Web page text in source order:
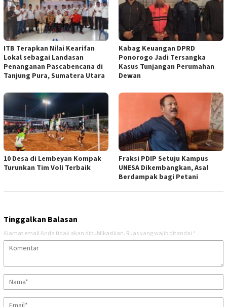
ITB Terapkan Nilai Kearifan
Lokal sebagai Landasan
Penanganan Pascabencana di
Tanjung Pura, Sumatera Utara
Kabag Keuangan DPRD
Ponorogo Jadi Tersangka
Kasus Tunjangan Perumahan
Dewan
10 Desa di Lembeyan Kompak
Turunkan Tim Voli Terbaik
Fraksi PDIP Setuju Kampus
UNESA Dikembangkan, Asal
Berdampak bagi Petani
Tinggalkan Balasan
Alamat email Anda tidak akan dipublikasikan. Ruas yang wajib ditandai *